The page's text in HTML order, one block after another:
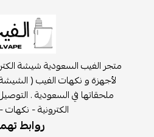
متجر الفيب السعودية شيشة
لأجهزة و نكهات الفيب ( الشيشة
ملحقاتها في السعودية . التوصيل
الكترونية - نكهات -
روابط تهمك